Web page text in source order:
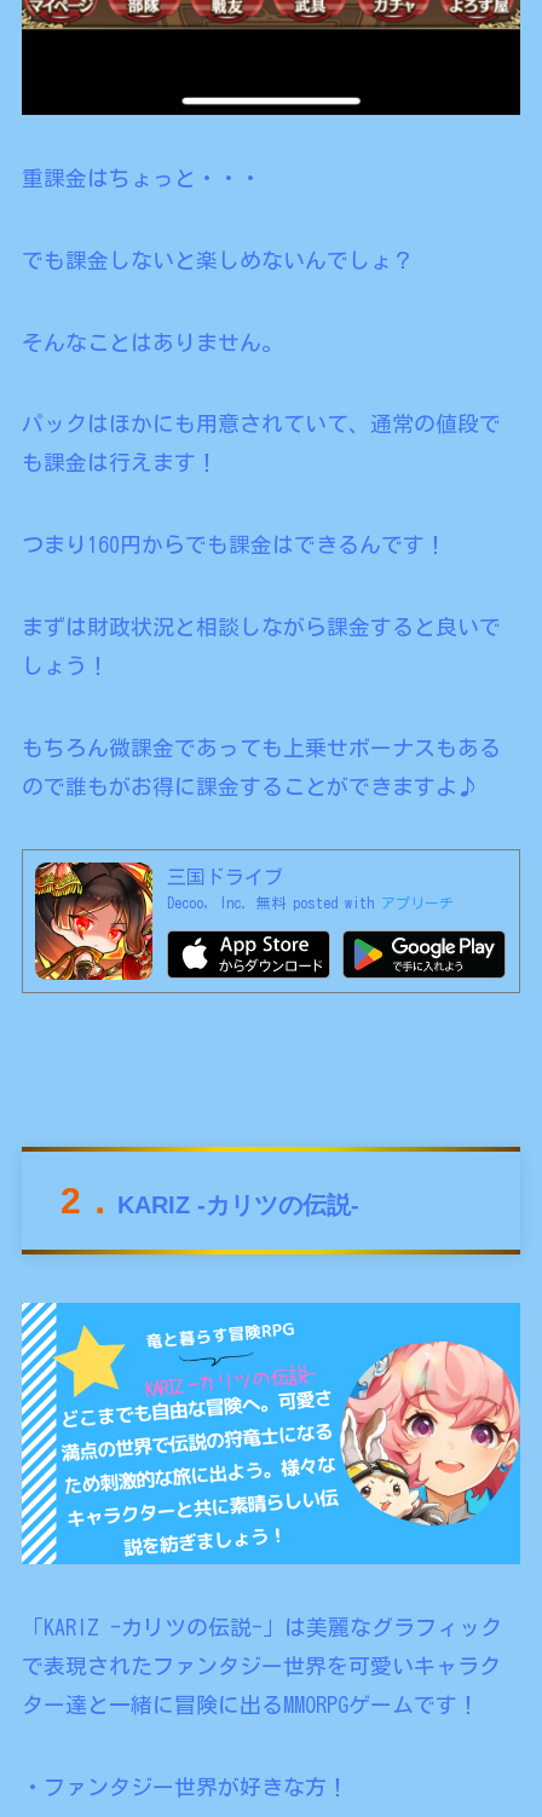
重課金はちょっと・・・
でも課金しないと楽しめないんでしょ？
そんなことはありません。
パックはほかにも用意されていて、通常の値段で
も課金は行えます！
つまり160円からでも課金はできるんです！
まずは財政状況と相談しながら課金すると良いで
しょう！
もちろん微課金であっても上乗せボーナスもある
ので誰もがお得に課金することができますよ♪
三国ドライブ
Decoo, Inc. 無料 posted with アプリーチ
2． KARIZ -カリツの伝説-
「KARIZ -カリツの伝説-」は美麗なグラフィック
で表現されたファンタジー世界を可愛いキャラク
ター達と一緒に冒険に出るMMORPGゲームです！
・ファンタジー世界が好きな方！